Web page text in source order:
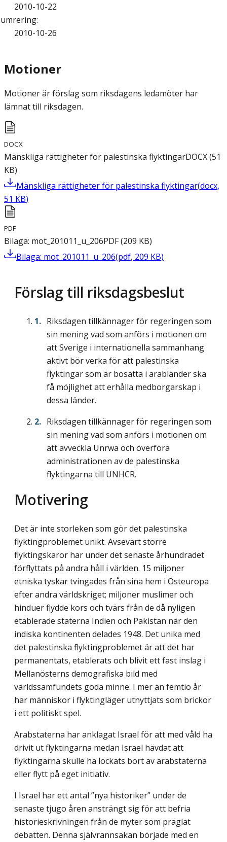
2010-10-22
:
2010-10-26
Motioner
Motioner är förslag som riksdagens ledamöter har
lämnat till riksdagen.
DOCX
Mänskliga rättigheter för palestinska flyktingarDOCX(51
KB)
Mänskliga rättigheter för palestinska flyktingar(docx,
51 KB)
PDF
Bilaga: mot_201011_u_206PDF(209 KB)
Bilaga: mot_201011_u_206(pdf, 209 KB)
Förslag till riksdagsbeslut
Riksdagen tillkännager för regeringen som
sin mening vad som anförs i motionen om
att Sverige i internationella sammanhang
aktivt bör verka för att palestinska
flyktingar som är bosatta i arabländer ska
få möjlighet att erhålla medborgarskap i
dessa länder.
Riksdagen tillkännager för regeringen som
sin mening vad som anförs i motionen om
att avveckla Unrwa och överföra
administrationen av de palestinska
flyktingarna till UNHCR.
Motivering
Det är inte storleken som gör det palestinska
flyktingproblemet unikt. Avsevärt större
flyktingskaror har under det senaste århundradet
förflyttats på andra håll i världen. 15 miljoner
etniska tyskar tvingades från sina hem i Östeuropa
efter andra världskriget; miljoner muslimer och
hinduer flydde kors och tvärs från de då nyligen
etablerade staterna Indien och Pakistan när den
indiska kontinenten delades 1948. Det unika med
det palestinska flyktingproblemet är att det har
permanentats, etablerats och blivit ett fast inslag i
Mellanösterns demografiska bild med
världssamfundets goda minne. I mer än femtio år
har människor i flyktingläger utnyttjats som brickor
i ett politiskt spel.
Arabstaterna har anklagat Israel för att med våld ha
drivit ut flyktingarna medan Israel hävdat att
flyktingarna skulle ha lockats bort av arabstaterna
eller flytt på eget initiativ.
I Israel har ett antal ”nya historiker” under de
senaste tjugo åren ansträngt sig för att befria
historieskrivningen från de myter som präglat
debatten. Denna självrannsakan började med en